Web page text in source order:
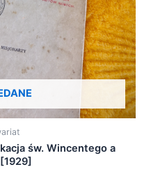
św. Wincentego a